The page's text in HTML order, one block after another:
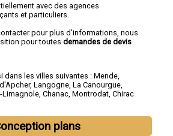
avec des agences
et particuliers.
pour plus d'informations, nous
pour toutes demandes de devis
dans les villes suivantes : Mende,
, Langogne, La Canourgue,
Limagnole, Chanac, Montrodat, Chirac
plans